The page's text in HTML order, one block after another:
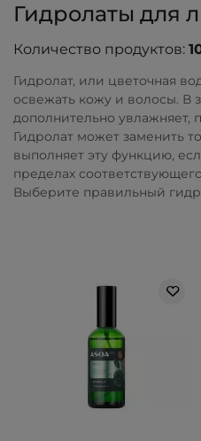
Гидролаты для
Количество продуктов:
Гидролат, или цветочная
освежать кожу и волосы. В
дополнительно увлажняет,
Гидролат может заменить
выполняет эту функцию,
пределах
Выберите правильный